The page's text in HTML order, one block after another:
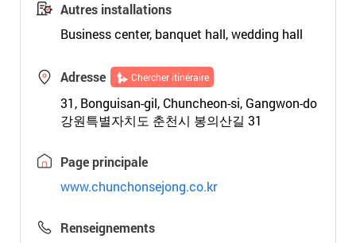
Autres installations
Business center, banquet hall, wedding hall
Adresse Chercher itinéraire
31, Bonguisan-gil, Chuncheon-si, Gangwon-do
강원특별자치도 춘천시 봉의산길 31
Page principale
www.chunchonsejong.co.kr
Renseignements